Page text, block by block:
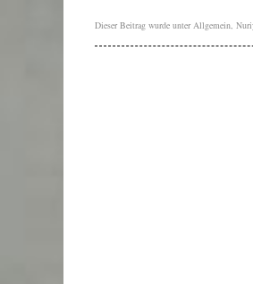
Dieser Beitrag wurde unter Allgemein,